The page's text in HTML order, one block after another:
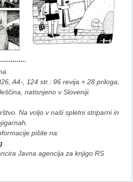
A4-, 124 str.: 96 revija + 28 priloga,
natisnjeno v Sloveniji.
Na voljo v naši spletni striparni in
pišite na:
Javna agencija za knjigo RS